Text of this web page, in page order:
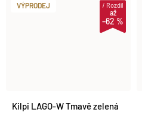
VÝPRODEJ
až
–62 %
iRozdíl
Kilpi LAGO-W Tmavě zelená